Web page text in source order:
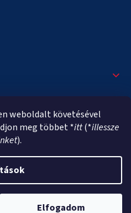
weboldalt követésével
meg többet *itt(*illessze
).
Elfogadom
. Minden jog fenntartva.